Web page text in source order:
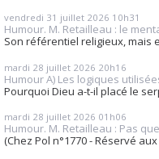
vendredi 31 juillet 2026 10h31
Humour. M. Retailleau : le
Son référentiel religieux, mais
mardi 28 juillet 2026 20h16
Humour A) Les logiques
Pourquoi Dieu a-t-il placé le
mardi 28 juillet 2026 01h06
Humour. M. Retailleau : Pas
(Chez Pol n°1770 - Réservé